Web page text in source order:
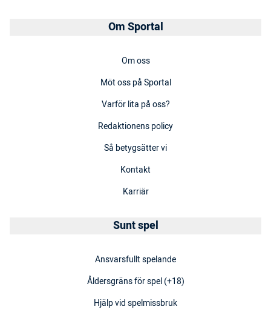
Om Sportal
Om oss
Möt oss på Sportal
Varför lita på oss?
Redaktionens policy
Så betygsätter vi
Kontakt
Karriär
Sunt spel
Ansvarsfullt spelande
Åldersgräns för spel (+18)
Hjälp vid spelmissbruk